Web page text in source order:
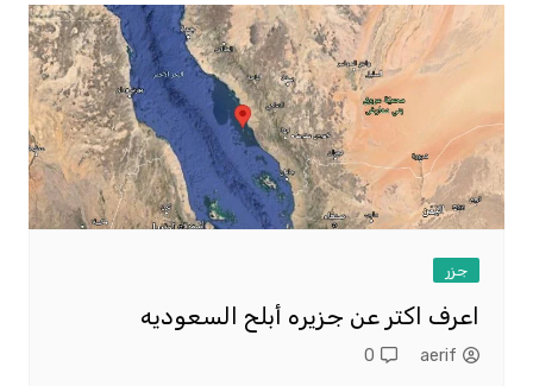
جزر
اعرف اكتر عن جزيره أبلح السعوديه
aerif
0